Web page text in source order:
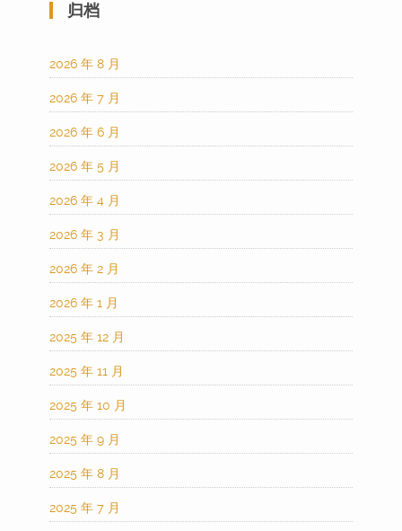
归档
2026 年 8 月
2026 年 7 月
2026 年 6 月
2026 年 5 月
2026 年 4 月
2026 年 3 月
2026 年 2 月
2026 年 1 月
2025 年 12 月
2025 年 11 月
2025 年 10 月
2025 年 9 月
2025 年 8 月
2025 年 7 月